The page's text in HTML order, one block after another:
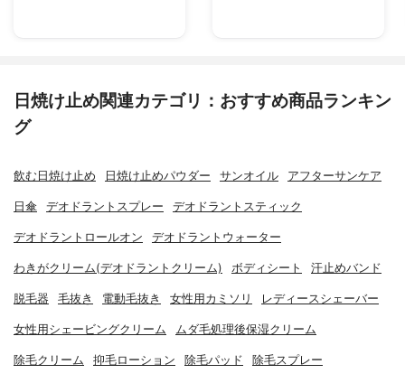
日焼け止め関連カテゴリ：おすすめ商品ランキン
グ
飲む日焼け止め 日焼け止めパウダー サンオイル アフターサンケア
日傘 デオドラントスプレー デオドラントスティック
デオドラントロールオン デオドラントウォーター
わきがクリーム(デオドラントクリーム) ボディシート 汗止めバンド
脱毛器 毛抜き 電動毛抜き 女性用カミソリ レディースシェーバー
女性用シェービングクリーム ムダ毛処理後保湿クリーム
除毛クリーム 抑毛ローション 除毛パッド 除毛スプレー